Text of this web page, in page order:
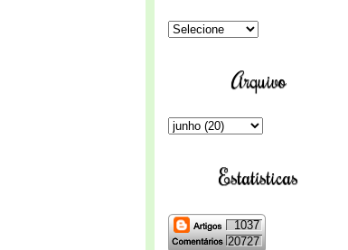
Arquivo
Estatísticas
1037
20727